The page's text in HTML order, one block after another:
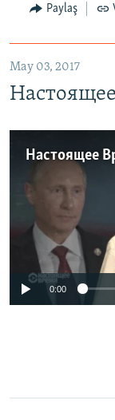
Paylaş
May 03, 2017
Настоящее
No
0:00